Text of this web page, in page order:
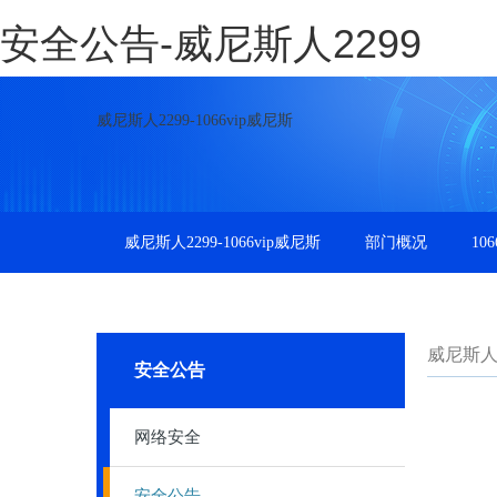
安全公告-威尼斯人2299
威尼斯人2299-1066vip威尼斯
威尼斯人2299-1066vip威尼斯 部门概况
安全公告
网络安全
威尼斯